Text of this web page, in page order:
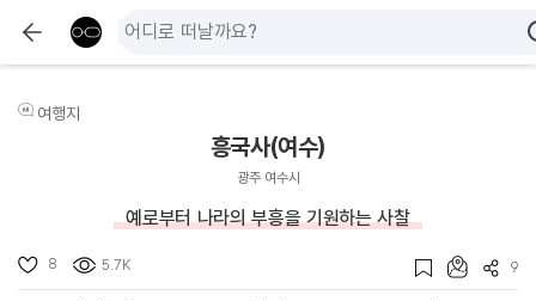
여행지
흥국사(여수)
광주 여수시
예로부터 나라의 부흥을 기원하는 사찰
8 5.7K 9